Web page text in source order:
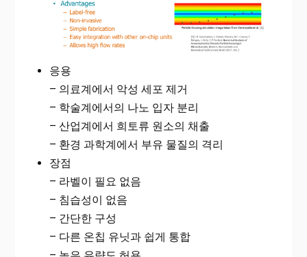
응용
– 의료계에서 악성 세포 제거
– 학술계에서의 나노 입자 분리
– 산업계에서 희토류 원소의 채출
– 환경 과학계에서 부유 물질의 격리
장점
– 라벨이 필요 없음
– 침습성이 없음
– 간단한 구성
– 다른 온칩 유닛과 쉽게 통합